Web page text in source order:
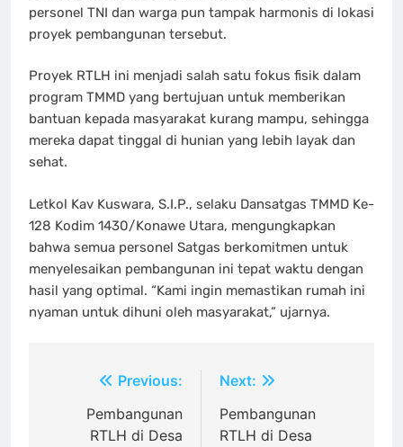
personel TNI dan warga pun tampak harmonis di lokasi
proyek pembangunan tersebut.
Proyek RTLH ini menjadi salah satu fokus fisik dalam
program TMMD yang bertujuan untuk memberikan
bantuan kepada masyarakat kurang mampu, sehingga
mereka dapat tinggal di hunian yang lebih layak dan
sehat.
Letkol Kav Kuswara, S.I.P., selaku Dansatgas TMMD Ke-
128 Kodim 1430/Konawe Utara, mengungkapkan
bahwa semua personel Satgas berkomitmen untuk
menyelesaikan pembangunan ini tepat waktu dengan
hasil yang optimal. “Kami ingin memastikan rumah ini
nyaman untuk dihuni oleh masyarakat,” ujarnya.
NavigasiPrevious:
Pembangunan
RTLH di Desa
Next:
Pembangunan
RTLH di Desa